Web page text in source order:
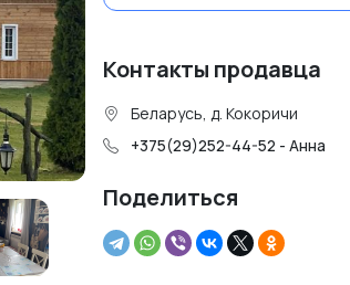
Контакты продавца
Беларусь, д. Кокоричи
+375(29)252-44-52 - Анна
Поделиться